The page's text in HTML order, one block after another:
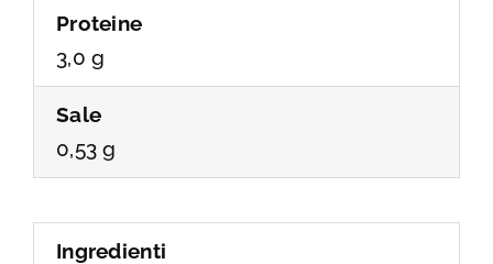
Proteine
3,0 g
Sale
0,53 g
Ingredienti